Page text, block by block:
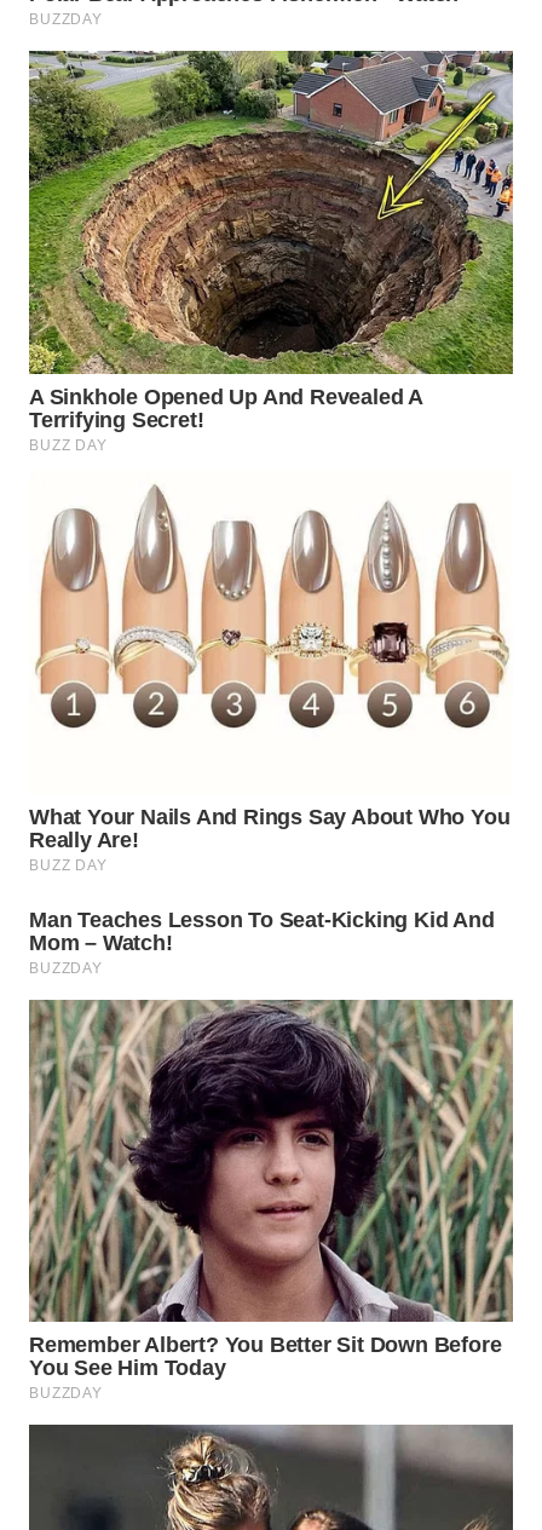
WN
WN
KEPULAUAN
SERIBU
WN
TANGERANG
WN
BINJAI
WN
CIREBON
INDRAMAYU
WN
KUNINGAN
WN
MAJALENGKA
WN
SUKABUMI
WN
PURWAKARTA
WN
PRIANGAN
TIMUR
WN
SEMARANG
WN
SOLO
WN
BOROBUDUR
MADURA
WN